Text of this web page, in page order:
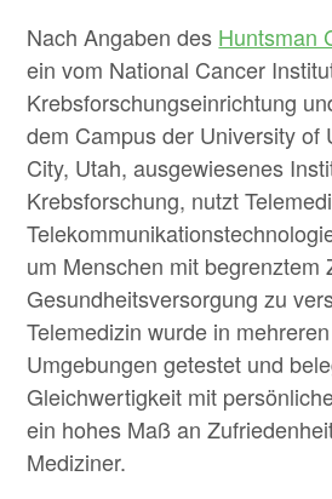
Nach Angaben des Huntsman
ein vom National Cancer
Krebsforschungseinrichtung
dem Campus der University of
City, Utah, ausgewiesenes
Krebsforschung, nutzt
um Menschen mit begrenztem
Gesundheitsversorgung zu
Telemedizin wurde in
Umgebungen getestet und
Gleichwertigkeit mit
ein hohes Maß an
Mediziner.